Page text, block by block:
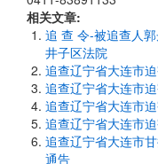
相关文章:
追 查 令-被追查人
井子区法院
追查辽宁省大连市
追查辽宁省大连市
追查辽宁省大连市
追查辽宁省大连市
追查辽宁省大连市
通告